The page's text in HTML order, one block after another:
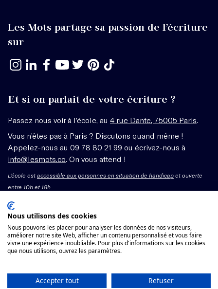
Les Mots partage sa passion de l’écriture
sur
Et si on parlait de votre écriture ?
Passez nous voir à l’école, au 4 rue Dante, 75005 Paris
Vous n’êtes pas à Paris ? Discutons quand même !
Appelez-nous au 09 78 80 21 99 ou écrivez-nous à
info@lesmots.co . On vous attend !
L'école estaccessible aux personnes en situation de handicap et ouverte
entre 10h et 18h.
Mentions légales – CGV
Organisme de formation enregistré sous le numéro
11755662775 auprès du préfet de région Île-de-France.
Voir les conditions générales de vente
Nous utilisons des cookies
Nous pouvons les placer pour analyser les données de nos visiteurs,
améliorer notre site Web, afficher un contenu personnalisé et vous faire
vivre une expérience inoubliable. Pour plus d'informations sur les cookies
que nous utilisons, ouvrez les paramètres.
Accepter tout Refuser